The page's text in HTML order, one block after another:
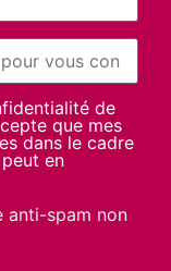
de
que mes
dans le cadre
en
anti-spam non